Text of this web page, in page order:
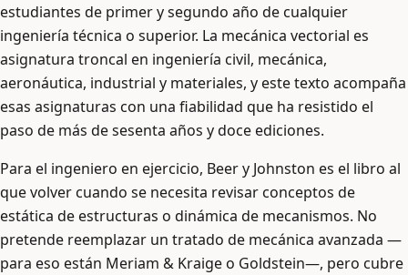
estudiantes de primer y segundo año de cualquier
ingeniería técnica o superior. La mecánica vectorial es
asignatura troncal en ingeniería civil, mecánica,
aeronáutica, industrial y materiales, y este texto acompaña
esas asignaturas con una fiabilidad que ha resistido el
paso de más de sesenta años y doce ediciones.
Para el ingeniero en ejercicio, Beer y Johnston es el libro al
que volver cuando se necesita revisar conceptos de
estática de estructuras o dinámica de mecanismos. No
pretende reemplazar un tratado de mecánica avanzada —
para eso están Meriam & Kraige o Goldstein—, pero cubre